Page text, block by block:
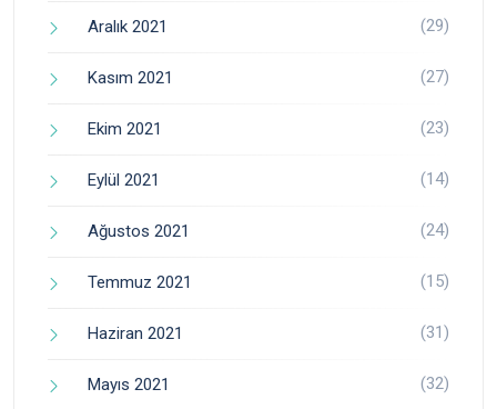
Aralık 2021 (29)
Kasım 2021 (27)
Ekim 2021 (23)
Eylül 2021 (14)
Ağustos 2021 (24)
Temmuz 2021 (15)
Haziran 2021 (31)
Mayıs 2021 (32)